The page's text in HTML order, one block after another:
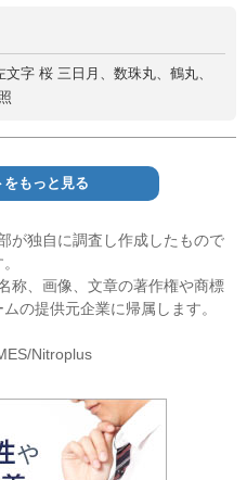
字 桜 三日月、数珠丸、鶴丸、
もっと見る
が独自に調査し作成したもので
称、画像、文章の著作権や商標
の提供元企業に帰属します。
Nitroplus